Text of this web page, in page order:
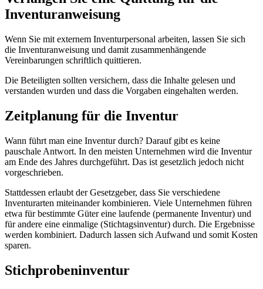
Inventuranweisung
Wenn Sie mit externem Inventurpersonal arbeiten, lassen Sie sich
die Inventuranweisung und damit zusammenhängende
Vereinbarungen schriftlich quittieren.
Die Beteiligten sollten versichern, dass die Inhalte gelesen und
verstanden wurden und dass die Vorgaben eingehalten werden.
Zeitplanung für die Inventur
Wann führt man eine Inventur durch? Darauf gibt es keine
pauschale Antwort. In den meisten Unternehmen wird die Inventur
am Ende des Jahres durchgeführt. Das ist gesetzlich jedoch nicht
vorgeschrieben.
Stattdessen erlaubt der Gesetzgeber, dass Sie verschiedene
Inventurarten miteinander kombinieren. Viele Unternehmen führen
etwa für bestimmte Güter eine laufende (permanente Inventur) und
für andere eine einmalige (Stichtagsinventur) durch. Die Ergebnisse
werden kombiniert. Dadurch lassen sich Aufwand und somit Kosten
sparen.
Stichprobeninventur